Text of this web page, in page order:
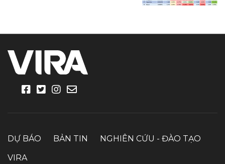
DỰ BÁO BẢN TIN
NGHIÊN CỨU - ĐÀO TẠO
VIRA